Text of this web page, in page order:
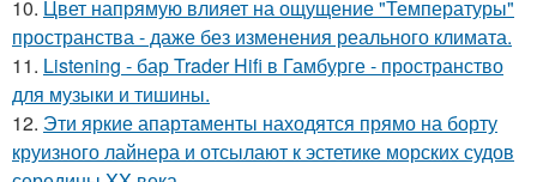
10. Цвет напрямую влияет на ощущение "Температуры"
пространства - даже без изменения реального климата.
11. Listening - бар Trader Hifi в Гамбурге - пространство
для музыки и тишины.
12. Эти яркие апартаменты находятся прямо на борту
круизного лайнера и отсылают к эстетике морских судов